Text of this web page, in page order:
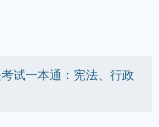
试一本通：宪法、行政